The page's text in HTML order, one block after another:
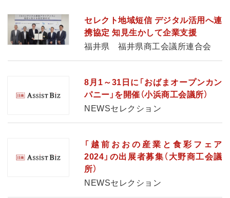
セレクト地域短信 デジタル活用へ連
携協定 知見生かして企業支援
福井県 福井県商工会議所連合会
8月1～31日に「おばまオープンカン
パニー」を開催（小浜商工会議所）
NEWSセレクション
「越前おおの産業と食彩フェア
2024」の出展者募集（大野商工会議
所）
NEWSセレクション